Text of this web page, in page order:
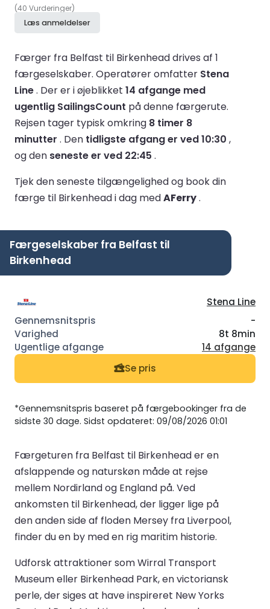
(40 Vurderinger)
Læs anmeldelser
Færger fra Belfast til Birkenhead drives af 1
færgeselskaber. Operatører omfatter Stena
Line. Der er i øjeblikket 14 afgange med
ugentlig SailingsCount på denne færgerute.
Rejsen tager typisk omkring 8 timer 8
minutter . Den tidligste afgang er ved 10:30 ,
og den seneste er ved 22:45 .
Tjek den seneste tilgængelighed og book din
færge til Birkenhead i dag medAFerry.
Færgeselskaber fra Belfast til
Birkenhead
Stena Line
-
8t 8min
14 afgange
Se pris
*Gennemsnitspris baseret på færgebookinger fra de
sidste 30 dage. Sidst opdateret: 09/08/2026 01:01
Færgeturen fra Belfast til Birkenhead er en
afslappende og naturskøn måde at rejse
mellem Nordirland og England på. Ved
ankomsten til Birkenhead, der ligger lige på
den anden side af floden Mersey fra Liverpool,
finder du en by med en rig maritim historie.
Udforsk attraktioner som Wirral Transport
Museum eller Birkenhead Park, en victoriansk
perle, der siges at have inspireret New Yorks